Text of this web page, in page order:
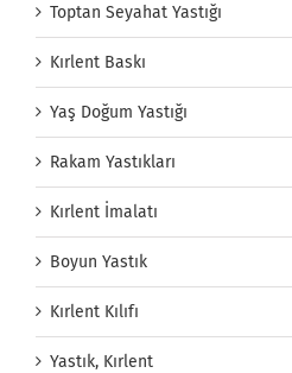
Toptan Seyahat Yastığı
Kırlent Baskı
Yaş Doğum Yastığı
Rakam Yastıkları
Kırlent İmalatı
Boyun Yastık
Kırlent Kılıfı
Yastık, Kırlent